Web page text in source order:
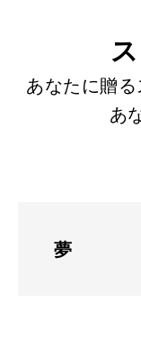
sidebar
あなたに贈
あ
夢